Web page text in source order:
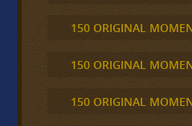
150 ORIGINAL
150 ORIGINAL
150 ORIGINAL